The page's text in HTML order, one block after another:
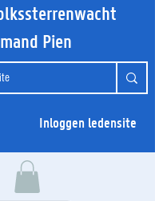
Pien
Inloggen ledensite